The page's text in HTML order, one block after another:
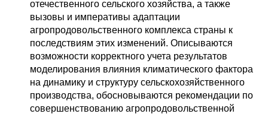
отечественного сельского хозяйства, а также
вызовы и императивы адаптации
агропродовольственного комплекса страны к
последствиям этих изменений. Описываются
возможности корректного учета результатов
моделирования влияния климатического фактора
на динамику и структуру сельскохозяйственного
производства, обосновываются рекомендации по
совершенствованию агропродовольственной